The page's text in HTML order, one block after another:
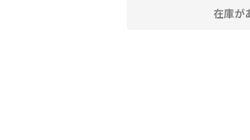
在庫が